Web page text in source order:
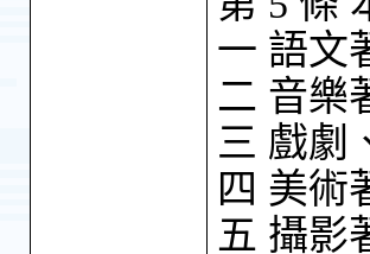
一 語文
二 音樂
三 戲劇
四 美術
五 攝影